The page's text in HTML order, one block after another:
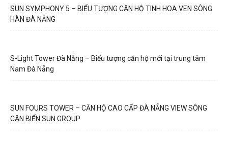
SUN SYMPHONY 5 – BIỂU TƯỢNG CĂN HỘ TINH HOA VEN SÔNG
HÀN ĐÀ NẴNG
S-Light Tower Đà Nẵng – Biểu tượng căn hộ mới tại trung tâm
Nam Đà Nẵng
SUN FOURS TOWER – CĂN HỘ CAO CẤP ĐÀ NẴNG VIEW SÔNG
CẬN BIỂN SUN GROUP